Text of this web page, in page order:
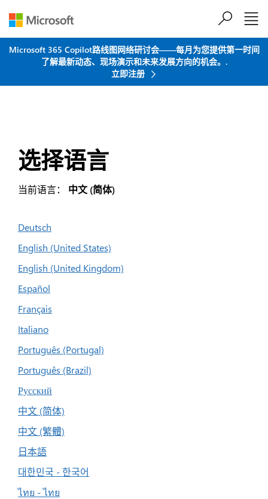
Microsoft 365 Copilot路线图网络研讨会——每月为您提供第一时间
了解最新动态、现场演示和未来发展方向的机会。.
立即注册
选择语言
当前语言： 中文 (简体)
Deutsch
English (United States)
English (United Kingdom)
Español
Français
Italiano
Português (Portugal)
Português (Brazil)
Русский
中文 (简体)
中文 (繁體)
日本語
대한민국 - 한국어
ไทย - ไทย